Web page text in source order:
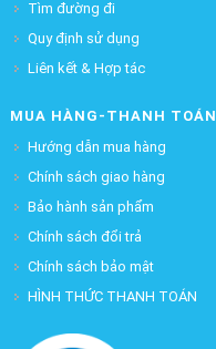
Tìm đường đi
Quy định sử dụng
Liên kết & Hợp tác
MUA HÀNG-THANH TOÁN
Hướng dẫn mua hàng
Chính sách giao hàng
Bảo hành sản phẩm
Chính sách đổi trả
Chính sách bảo mật
HÌNH THỨC THANH TOÁN